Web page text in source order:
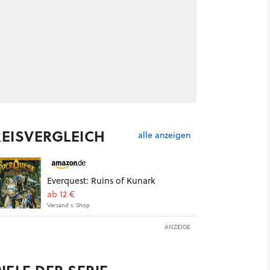
alle anzeigen
Everquest: Ruins of Kunark
ab 12 €
Versand s. Shop
ANZEIGE